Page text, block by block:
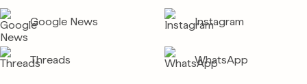
Google News Instagram
Threads WhatsApp